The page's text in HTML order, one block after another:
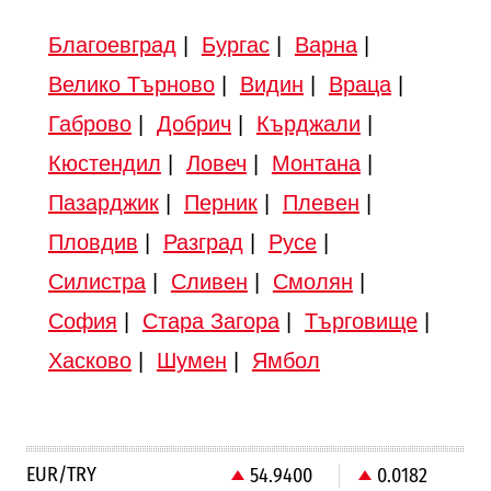
Благоевград Бургас| Варна|
Велико Търново| Видин Враца|
Габрово| Добрич Кърджали
Кюстендил
Ловеч Монтана|
Пазарджик| Перник| Плевен
Пловдив
Разград Русе|
Силистра| Сливен Смолян
София
Стара Загора| Търговище|
Хасково| Шумен Ямбол
EUR/TRY 54.9400
0.0182